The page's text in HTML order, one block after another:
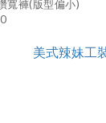
寬褲(版型偏小)